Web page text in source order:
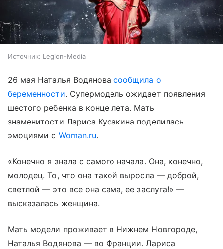
Источник: Legion-Media
26 мая Наталья Водяновасообщила о
беременности. Супермодель ожидает появления
шестого ребенка в конце лета. Мать
знаменитости Лариса Кусакина поделилась
эмоциями с Woman.ru.
«Конечно я знала с самого начала. Она, конечно,
молодец. То, что она такой выросла — доброй,
светлой — это все она сама, ее заслуга!» —
высказалась женщина.
Мать модели проживает в Нижнем Новгороде,
Наталья Водянова — во Франции. Лариса